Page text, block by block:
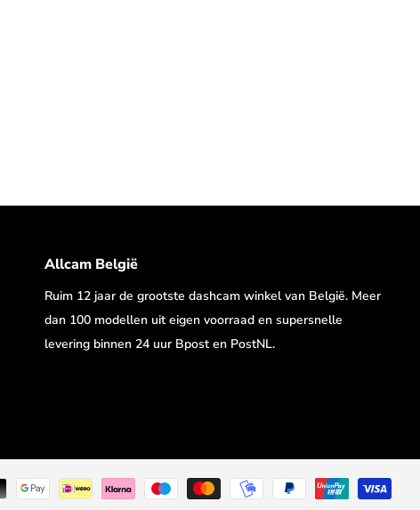
Allcam België
Ruim 12 jaar de grootste dashcam winkel van België. Meer
dan 100 modellen uit eigen voorraad en supersnelle
levering binnen 24 uur Bpost en PostNL.